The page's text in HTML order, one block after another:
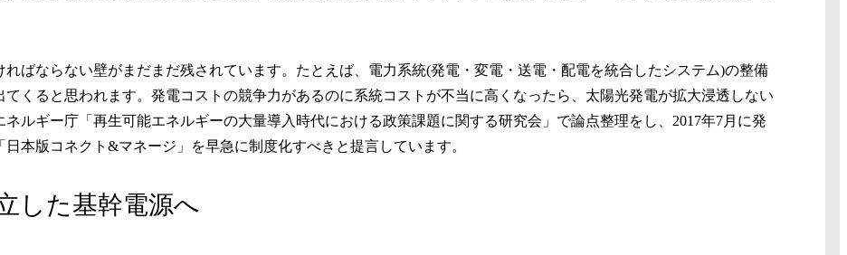
ばならない壁がまだまだ残されています。たとえば、電力系統(発電・変電・送電・配電を統合したシステム)の整備
くると思われます。発電コストの競争力があるのに系統コストが不当に高くなったら、太陽光発電が拡大浸透しない
ルギー庁「再生可能エネルギーの大量導入時代における政策課題に関する研究会」で論点整理をし、2017年7月に発
本版コネクト&マネージ」を早急に制度化すべきと提言しています。
した基幹電源へ